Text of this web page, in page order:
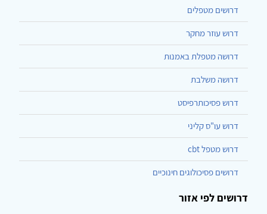
דרושים מטפלים
דרוש עוזר מחקר
דרושה מטפלת באמנות
דרושה משלבת
דרוש פסיכותרפיסט
דרוש עו"ס קליני
דרוש מטפל cbt
דרושים פסיכולוגים חינוכיים
דרושים לפי אזור